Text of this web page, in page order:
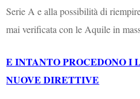
Serie A e alla possibilità di
mai verificata con le Aquile in
E INTANTO PROCEDONO I
NUOVE DIRETTIVE